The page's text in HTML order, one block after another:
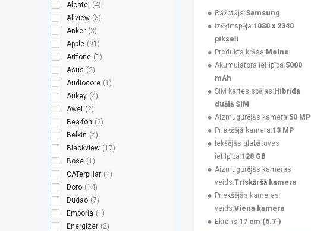
Alcatel (4)
Allview (3)
Anker (3)
Apple (91)
Artfone (1)
Asus (2)
Audiocore (1)
Aukey (4)
Awei (2)
Bea-fon (2)
Belkin (4)
Blackview (17)
Bose (1)
CATerpillar (1)
Doro (14)
Dudao (7)
Emporia (1)
Energizer (2)
Ražotājs:Samsung
Izšķirtspēja:1080 x 2340
pikseļi
Produkta krāsa: Melns
Akumulatora ietilpība:5000
mAh
SIM kartes spējas: Hibrīda
duālā SIM
Aizmugurējās kamera:50 MP
Priekšējā kamera:13 MP
Iekšējās glabātuves
ietilpība:128 GB
Aizmugurējās kameras
veids:Trīskāršā kamera
Priekšējās kameras
veids:Viena kamera
Ekrāns:17 cm (6.7")